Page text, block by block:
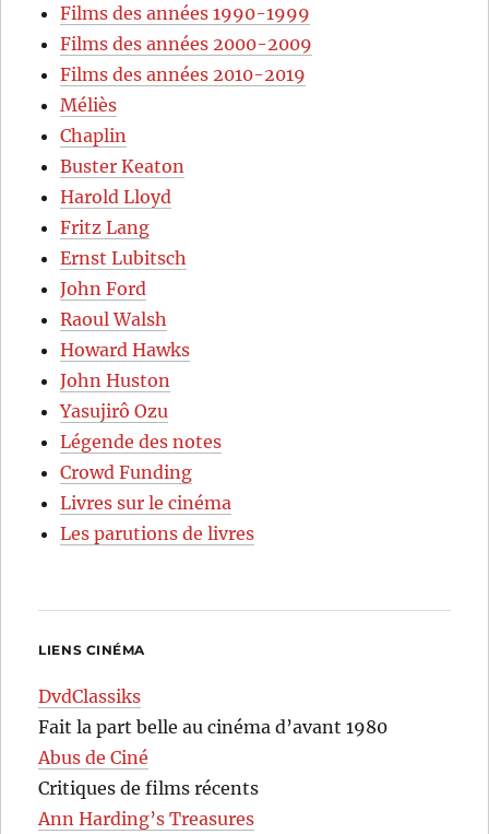
Films des années 1990-1999
Films des années 2000-2009
Films des années 2010-2019
Méliès
Chaplin
Buster Keaton
Harold Lloyd
Fritz Lang
Ernst Lubitsch
John Ford
Raoul Walsh
Howard Hawks
John Huston
Yasujirô Ozu
Légende des notes
Crowd Funding
Livres sur le cinéma
Les parutions de livres
LIENS CINÉMA
DvdClassiks
Fait la part belle au cinéma d’avant 1980
Abus de Ciné
Critiques de films récents
Ann Harding’s Treasures